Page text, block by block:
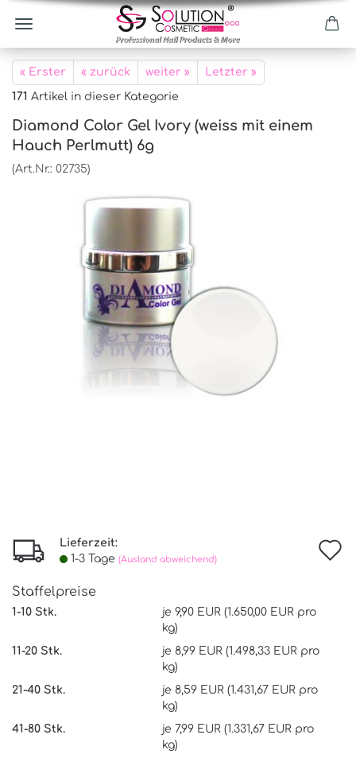
« Erster « zurück weiter » Letzter »
171 Artikel in dieser Kategorie
Diamond Color Gel Ivory (weiss mit einem
Hauch Perlmutt) 6g
(Art.Nr.: 02735)
Lieferzeit:
1-3 Tage (Ausland abweichend)
Staffelpreise
1-10 Stk.
je 9,90 EUR (1.650,00 EUR pro
kg)
11-20 Stk.
je 8,99 EUR (1.498,33 EUR pro
kg)
21-40 Stk.
je 8,59 EUR (1.431,67 EUR pro
kg)
41-80 Stk.
je 7,99 EUR (1.331,67 EUR pro
kg)